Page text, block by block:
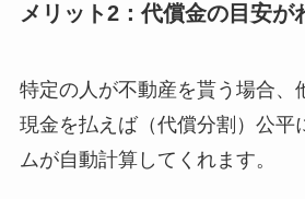
メリット2：代償金の目安が
特定の人が不動産を貰う場合、
現金を払えば（代償分割）公平
ムが自動計算してくれます。